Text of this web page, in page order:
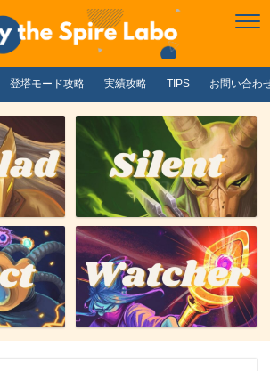
登塔モード攻略 実績攻略 TIPS お問い合わ